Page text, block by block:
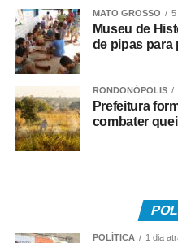
MATO GROSSO 5
Museu de
de pipas para
RONDONÓPOLIS
Prefeitura
combater
POLÍTICA 1 dia